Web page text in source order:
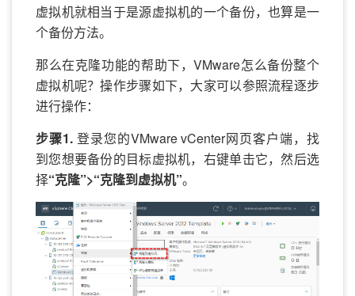
虚拟机就相当于是源虚拟机的一个备份，也算是一
个备份方法。
那么在克隆功能的帮助下，VMware怎么备份整个
虚拟机呢？操作步骤如下，大家可以参照流程逐步
进行操作：
步骤1.登录您的VMware vCenter网页客户端，找
到您想要备份的目标虚拟机，右键单击它，然后选
择“克隆”>“克隆到虚拟机”。